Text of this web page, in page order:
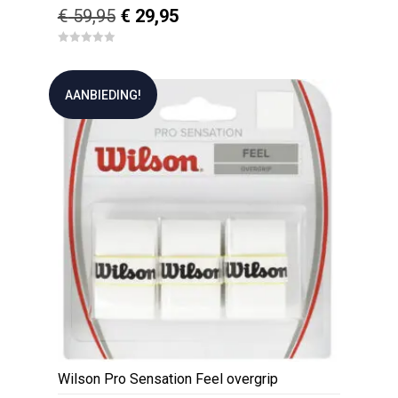
€59,95 Oorspronkelijke
€ 59,95.
€ 29,95Huidige
€ 29,95.
u
5
AANBIEDING!
Wilson Pro Sensation Feel overgrip